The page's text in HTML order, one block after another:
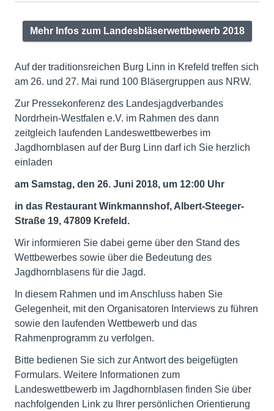
Mehr Infos zum Landesbläserwettbewerb 2018
Auf der traditionsreichen Burg Linn in Krefeld treffen sich
am 26. und 27. Mai rund 100 Bläsergruppen aus NRW.
Zur Pressekonferenz des Landesjagdverbandes
Nordrhein-Westfalen e.V. im Rahmen des dann
zeitgleich laufenden Landeswettbewerbes im
Jagdhornblasen auf der Burg Linn darf ich Sie herzlich
einladen
am Samstag, den 26. Juni 2018, um 12:00 Uhr
in das Restaurant Winkmannshof, Albert-Steeger-
Straße 19, 47809 Krefeld.
Wir informieren Sie dabei gerne über den Stand des
Wettbewerbes sowie über die Bedeutung des
Jagdhornblasens für die Jagd.
In diesem Rahmen und im Anschluss haben Sie
Gelegenheit, mit den Organisatoren Interviews zu führen
sowie den laufenden Wettbewerb und das
Rahmenprogramm zu verfolgen.
Bitte bedienen Sie sich zur Antwort des beigefügten
Formulars. Weitere Informationen zum
Landeswettbewerb im Jagdhornblasen finden Sie über
nachfolgenden Link zu Ihrer persönlichen Orientierung